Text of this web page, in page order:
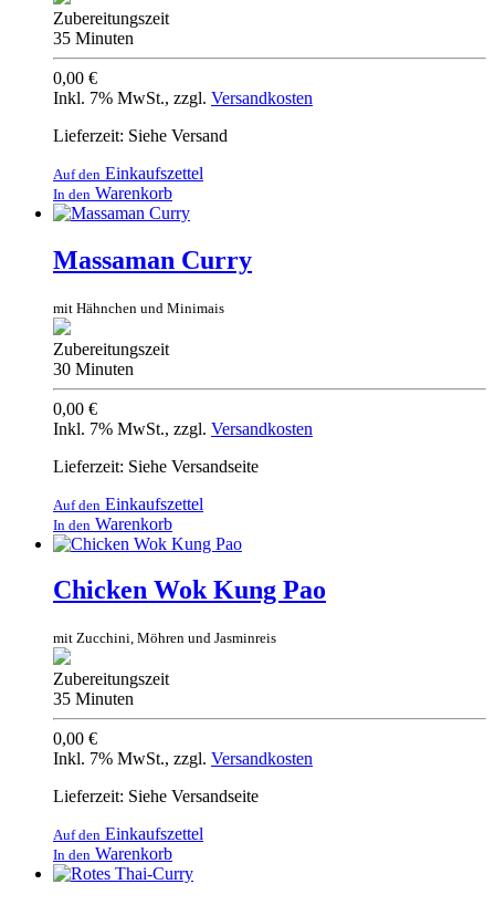
Zubereitungszeit
35 Minuten
0,00 €
Inkl. 7% MwSt., zzgl. Versandkosten
Lieferzeit: Siehe Versand
Auf den Einkaufszettel
In den Warenkorb
Massaman Curry
mit Hähnchen und Minimais
Zubereitungszeit
30 Minuten
0,00 €
Inkl. 7% MwSt., zzgl. Versandkosten
Lieferzeit: Siehe Versandseite
Auf den Einkaufszettel
In den Warenkorb
Chicken Wok Kung Pao
mit Zucchini, Möhren und Jasminreis
Zubereitungszeit
35 Minuten
0,00 €
Inkl. 7% MwSt., zzgl. Versandkosten
Lieferzeit: Siehe Versandseite
Auf den Einkaufszettel
In den Warenkorb